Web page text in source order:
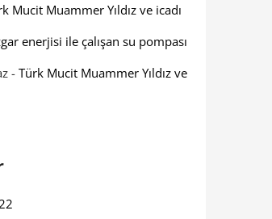
Mucit Muammer Yıldız ve icadı
enerjisi ile çalışan su pompası
- Türk Mucit Muammer Yıldız ve